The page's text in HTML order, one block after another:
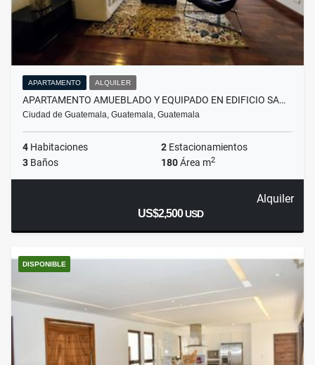
APARTAMENTO ALQUILER
APARTAMENTO AMUEBLADO Y EQUIPADO EN EDIFICIO SA…
Ciudad de Guatemala, Guatemala, Guatemala
4 Habitaciones 2 Estacionamientos
3 Baños 180Área m2
Alquiler
US$2,500USD
DISPONIBLE